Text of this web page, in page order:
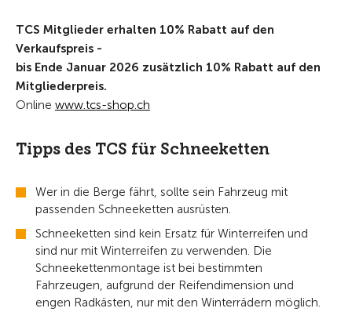
TCS Mitglieder erhalten 10% Rabatt auf den
Verkaufspreis -
bis Ende Januar 2026 zusätzlich 10% Rabatt auf den
Mitgliederpreis.
Online www.tcs-shop.ch
Tipps des TCS für Schneeketten
Wer in die Berge fährt, sollte sein Fahrzeug mit
passenden Schneeketten ausrüsten.
Schneeketten sind kein Ersatz für Winterreifen und
sind nur mit Winterreifen zu verwenden. Die
Schneekettenmontage ist bei bestimmten
Fahrzeugen, aufgrund der Reifendimension und
engen Radkästen, nur mit den Winterrädern möglich.